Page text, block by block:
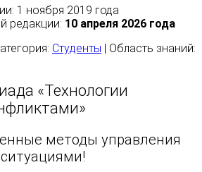
1 ноября 2019 года
редакции: 10 апреля 2026 года
Студенты | Область знаний:
«Технологии
методы управления